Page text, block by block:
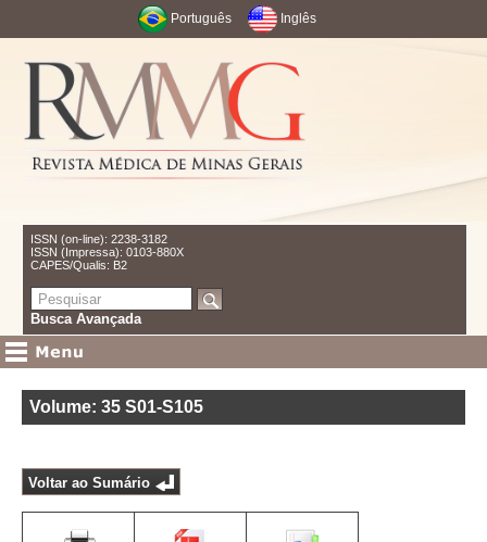
Português Inglês
ISSN (on-line): 2238-3182
ISSN (Impressa): 0103-880X
CAPES/Qualis: B2
Busca Avançada
Volume: 35 S01-S105
Voltar ao Sumário